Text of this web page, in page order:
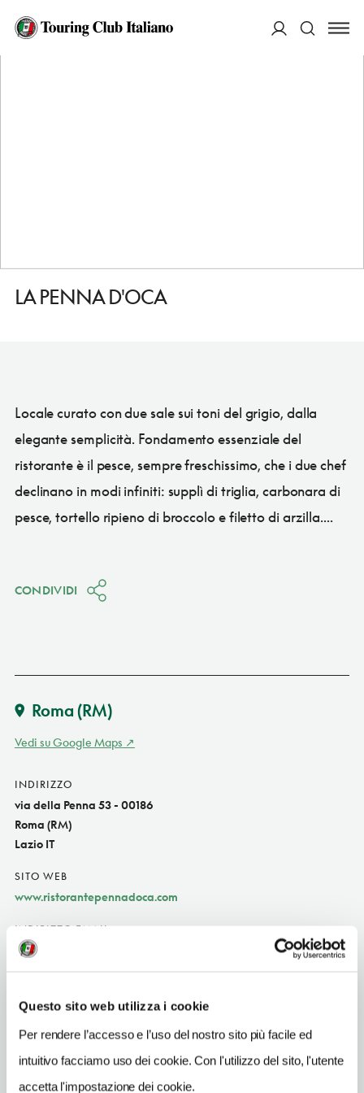
Questo sito web utilizza i cookie
Per rendere l’accesso e l’uso del nostro sito più facile ed
intuitivo facciamo uso dei cookie. Con l'utilizzo del sito, l'utente
accetta l'impostazione dei cookie.
HOME
LA PENNA D'OCA
Locale curato con due sale sui toni del grigio, dalla
elegante semplicità. Fondamento essenziale del
ristorante è il pesce, sempre freschissimo, che i due chef
declinano in modi infiniti: supplì di triglia, carbonara di
pesce, tortello ripieno di broccolo e filetto di arzilla....
CONDIVIDI
Roma (RM)
Vedi su Google Maps
INDIRIZZO
via della Penna 53 - 00186
Roma (RM)
Lazio IT
SITO WEB
www.ristorantepennadoca.com
INDIRIZZO EMAIL
info@ristorantepennadoca.com
063202898-3402347183
TIPO DI CUCINA
pesce,di ricerca,romana
NUMERO COPERTI